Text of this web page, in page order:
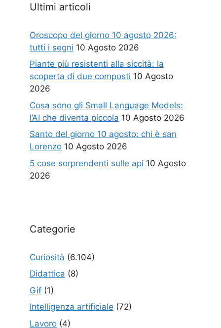
Ultimi articoli
Oroscopo del giorno 10 agosto 2026:
tutti i segni 10 Agosto 2026
Piante più resistenti alla siccità: la
scoperta di due composti 10 Agosto
2026
Cosa sono gli Small Language Models:
l’AI che diventa piccola 10 Agosto 2026
Santo del giorno 10 agosto: chi è san
Lorenzo 10 Agosto 2026
5 cose sorprendenti sulle api 10 Agosto
2026
Categorie
Curiosità (6.104)
Didattica (8)
Gif (1)
Intelligenza artificiale (72)
Lavoro (4)